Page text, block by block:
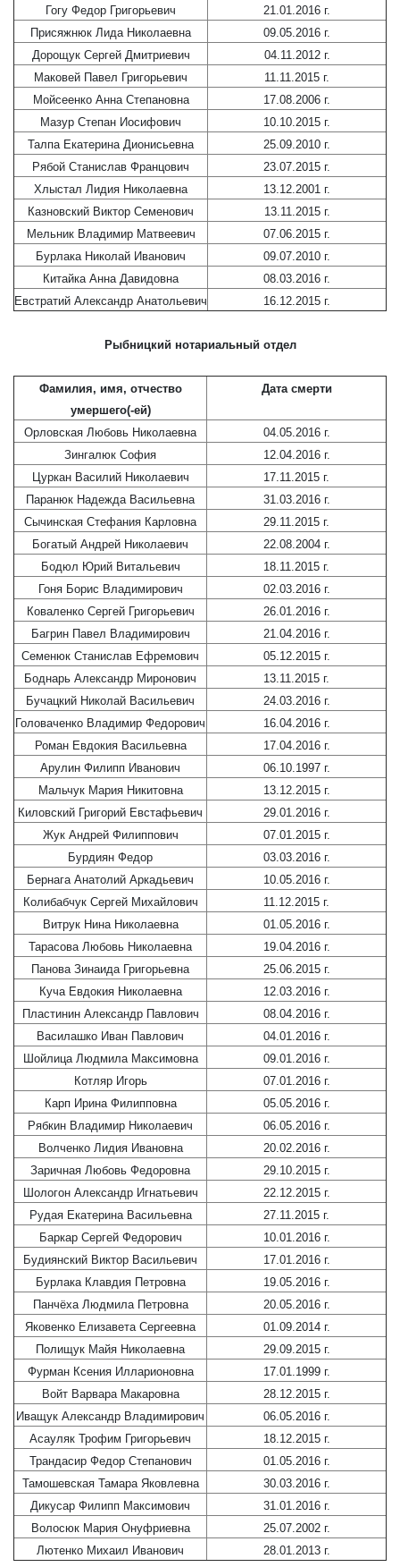
Гогу Федор Григорьевич
21.01.2016 г.
Присяжнюк Лида Николаевна
09.05.2016 г.
Дорощук Сергей Дмитриевич
04.11.2012 г.
Маковей Павел Григорьевич
11.11.2015 г.
Мойсеенко Анна Степановна
17.08.2006 г.
Мазур Степан Иосифович
10.10.2015 г.
Талпа Екатерина Дионисьевна
25.09.2010 г.
Рябой Станислав Францович
23.07.2015 г.
Хлыстал Лидия Николаевна
13.12.2001 г.
Казновский Виктор Семенович
13.11.2015 г.
Мельник Владимир Матвеевич
07.06.2015 г.
Бурлака Николай Иванович
09.07.2010 г.
Китайка Анна Давидовна
08.03.2016 г.
Евстратий Александр Анатольевич
16.12.2015 г.
Рыбницкий нотариальный отдел
Фамилия, имя, отчество
умершего(-ей)
Дата смерти
Орловская Любовь Николаевна
04.05.2016 г.
Зингалюк София
12.04.2016 г.
Цуркан Василий Николаевич
17.11.2015 г.
Паранюк Надежда Васильевна
31.03.2016 г.
Сычинская Стефания Карловна
29.11.2015 г.
Богатый Андрей Николаевич
22.08.2004 г.
Бодюл Юрий Витальевич
18.11.2015 г.
Гоня Борис Владимирович
02.03.2016 г.
Коваленко Сергей Григорьевич
26.01.2016 г.
Багрин Павел Владимирович
21.04.2016 г.
Семенюк Станислав Ефремович
05.12.2015 г.
Боднарь Александр Миронович
13.11.2015 г.
Бучацкий Николай Васильевич
24.03.2016 г.
Головаченко Владимир Федорович
16.04.2016 г.
Роман Евдокия Васильевна
17.04.2016 г.
Арулин Филипп Иванович
06.10.1997 г.
Мальчук Мария Никитовна
13.12.2015 г.
Киловский Григорий Евстафьевич
29.01.2016 г.
Жук Андрей Филиппович
07.01.2015 г.
Бурдиян Федор
03.03.2016 г.
Бернага Анатолий Аркадьевич
10.05.2016 г.
Колибабчук Сергей Михайлович
11.12.2015 г.
Витрук Нина Николаевна
01.05.2016 г.
Тарасова Любовь Николаевна
19.04.2016 г.
Панова Зинаида Григорьевна
25.06.2015 г.
Куча Евдокия Николаевна
12.03.2016 г.
Пластинин Александр Павлович
08.04.2016 г.
Василашко Иван Павлович
04.01.2016 г.
Шойлица Людмила Максимовна
09.01.2016 г.
Котляр Игорь
07.01.2016 г.
Карп Ирина Филипповна
05.05.2016 г.
Рябкин Владимир Николаевич
06.05.2016 г.
Волченко Лидия Ивановна
20.02.2016 г.
Заричная Любовь Федоровна
29.10.2015 г.
Шологон Александр Игнатьевич
22.12.2015 г.
Рудая Екатерина Васильевна
27.11.2015 г.
Баркар Сергей Федорович
10.01.2016 г.
Будиянский Виктор Васильевич
17.01.2016 г.
Бурлака Клавдия Петровна
19.05.2016 г.
Панчёха Людмила Петровна
20.05.2016 г.
Яковенко Елизавета Сергеевна
01.09.2014 г.
Полищук Майя Николаевна
29.09.2015 г.
Фурман Ксения Илларионовна
17.01.1999 г.
Войт Варвара Макаровна
28.12.2015 г.
Иващук Александр Владимирович
06.05.2016 г.
Асауляк Трофим Григорьевич
18.12.2015 г.
Трандасир Федор Степанович
01.05.2016 г.
Тамошевская Тамара Яковлевна
30.03.2016 г.
Дикусар Филипп Максимович
31.01.2016 г.
Волосюк Мария Онуфриевна
25.07.2002 г.
Лютенко Михаил Иванович
28.01.2013 г.